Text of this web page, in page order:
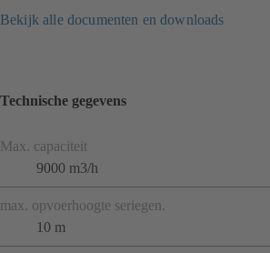
Bekijk alle documenten en downloads
Technische gegevens
Max. capaciteit
9000 m3/h
max. opvoerhoogte seriegen.
10 m